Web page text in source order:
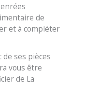
de
et à compléter
ses pièces
vous être
de La